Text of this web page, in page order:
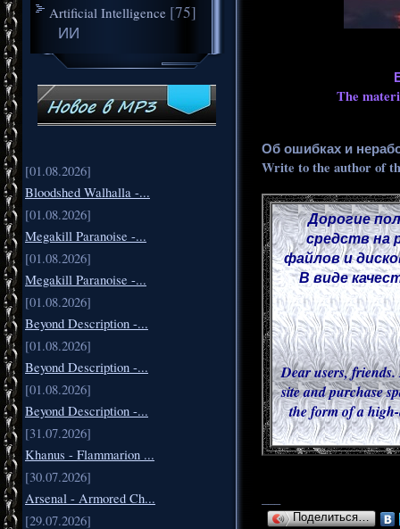
Artificial Intelligence [75]
ИИ
[01.08.2026]
Bloodshed Walhalla -...
[01.08.2026]
Megakill Paranoise -...
[01.08.2026]
Megakill Paranoise -...
[01.08.2026]
Beyond Description -...
[01.08.2026]
Beyond Description -...
[01.08.2026]
Beyond Description -...
[31.07.2026]
Khanus - Flammarion ...
[30.07.2026]
Arsenal - Armored Ch...
[29.07.2026]
The
Об ошибках и
Write to the author of
Дорогие
средств на
файлов и
В виде
Dear users,
site and purchase
the form of a
Поделиться…